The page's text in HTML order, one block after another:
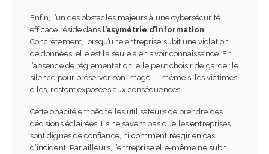
Enfin, l’un des obstacles majeurs à une cybersécurité
efficace réside dans l’asymétrie d’information.
Concrètement, lorsqu’une entreprise subit une violation
de données, elle est la seule à en avoir connaissance. En
l’absence de réglementation, elle peut choisir de garder le
silence pour préserver son image — même si les victimes,
elles, restent exposées aux conséquences.
Cette opacité empêche les utilisateurs de prendre des
décisions éclairées. Ils ne savent pas quelles entreprises
sont dignes de confiance, ni comment réagir en cas
d’incident. Par ailleurs, l’entreprise elle-même ne subit